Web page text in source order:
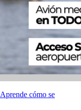
Correo
Web
Aprende cómo se